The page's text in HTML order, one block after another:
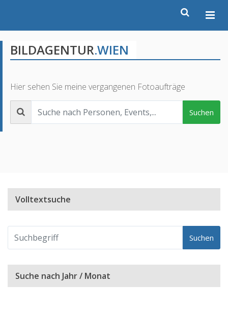
BILDAGENTUR.WIEN
Hier sehen Sie meine vergangenen Fotoaufträge
Suchen
Volltextsuche
Suchen
Suche nach Jahr / Monat